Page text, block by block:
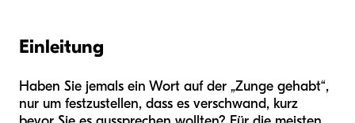
Einleitung
Haben Sie jemals ein Wort auf der „Zunge gehabt“,
nur um festzustellen, dass es verschwand, kurz